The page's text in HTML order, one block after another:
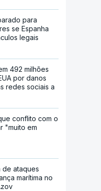
para
se Espanha
legais
492 milhões
por danos
redes sociais a
conflito com o
"muito em
de ataques
marítima no